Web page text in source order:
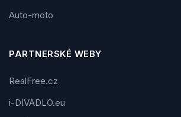
Auto-moto
PARTNERSKÉ WEBY
RealFree.cz
i-DIVADLO.eu